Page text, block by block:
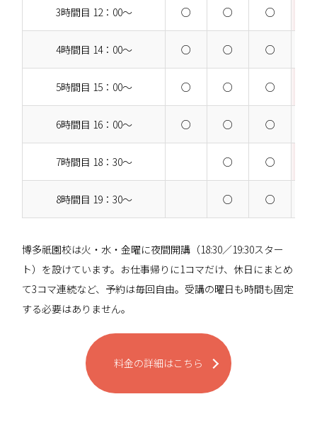
3時間目 12：00～ ○ ○ ○
4時間目 14：00～ ○ ○ ○
5時間目 15：00～ ○ ○ ○
6時間目 16：00～ ○ ○ ○
7時間目 18：30～ ○ ○
8時間目 19：30～ ○ ○
博多祇園校は火・水・金曜に夜間開講（18:30／19:30スター
ト）を設けています。お仕事帰りに1コマだけ、休日にまとめ
て3コマ連続など、予約は毎回自由。受講の曜日も時間も固定
する必要はありません。
料金の詳細はこちら